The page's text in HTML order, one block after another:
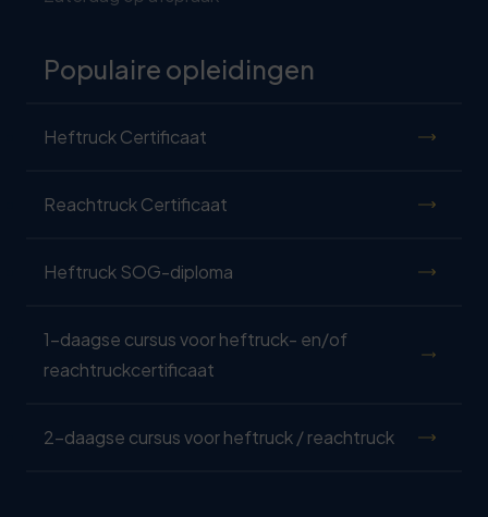
Populaire opleidingen
Heftruck Certificaat
Reachtruck Certificaat
Heftruck SOG-diploma
1-daagse cursus voor heftruck- en/of
reachtruckcertificaat
2-daagse cursus voor heftruck / reachtruck